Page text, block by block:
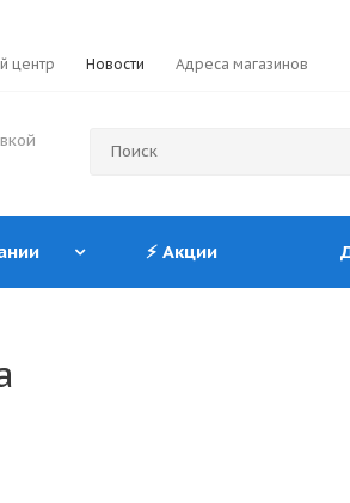
центр Новости Адреса магазинов
⚡ Акции